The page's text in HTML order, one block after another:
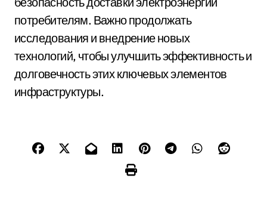
потребителям. Важно продолжать
исследования и внедрение новых
технологий, чтобы улучшить эффективность и
долговечность этих ключевых элементов
инфраструктуры.